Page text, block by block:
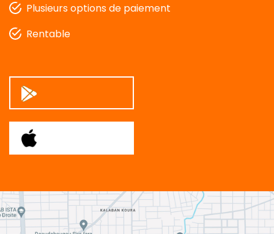
Plusieurs options de paiement
Rentable